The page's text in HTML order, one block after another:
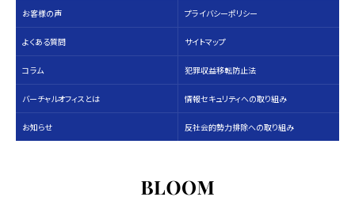
お客様の声
よくある質問
コラム
バーチャルオフィスとは
お知らせ
プライバシーポリシー
サイトマップ
犯罪収益移転防止法
情報セキュリティへの取り組み
反社会的勢力排除への取り組み